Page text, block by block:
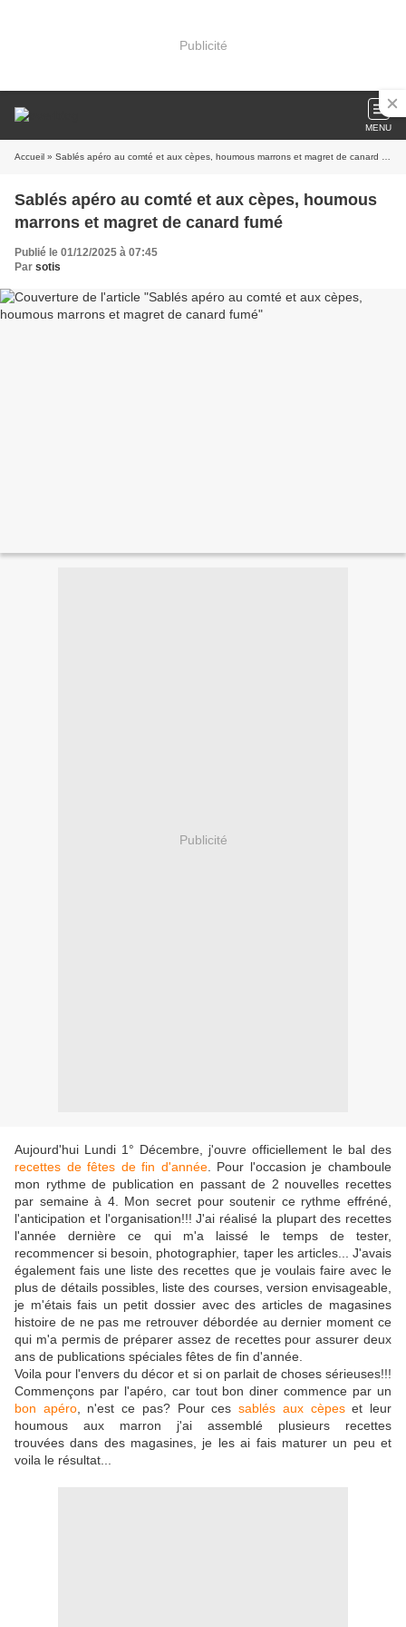
Publicité
MENU
Accueil » Sablés apéro au comté et aux cèpes, houmous marrons et magret de canard fumé
Sablés apéro au comté et aux cèpes, houmous
marrons et magret de canard fumé
Publié le 01/12/2025 à 07:45
Par sotis
Publicité
Aujourd'hui Lundi 1° Décembre, j'ouvre officiellement le bal des
recettes de fêtes de fin d'année. Pour l'occasion je chamboule
mon rythme de publication en passant de 2 nouvelles recettes
par semaine à 4. Mon secret pour soutenir ce rythme effréné,
l'anticipation et l'organisation!!! J'ai réalisé la plupart des recettes
l'année dernière ce qui m'a laissé le temps de tester,
recommencer si besoin, photographier, taper les articles... J'avais
également fais une liste des recettes que je voulais faire avec le
plus de détails possibles, liste des courses, version envisageable,
je m'étais fais un petit dossier avec des articles de magasines
histoire de ne pas me retrouver débordée au dernier moment ce
qui m'a permis de préparer assez de recettes pour assurer deux
ans de publications spéciales fêtes de fin d'année.
Voila pour l'envers du décor et si on parlait de choses sérieuses!!!
Commençons par l'apéro, car tout bon diner commence par un
bon apéro, n'est ce pas? Pour cessablés aux cèpeset leur
houmous aux marron j'ai assemblé plusieurs recettes
trouvées dans des magasines, je les ai fais maturer un peu et
voila le résultat...